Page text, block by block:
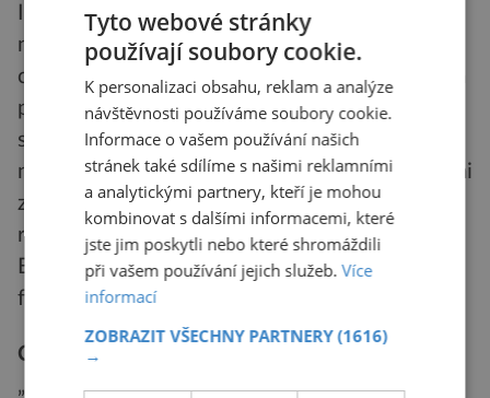
Indie. Velké rozdíly v movitosti dokládají i další
nálezy. Boháči vlastnili luxusní předměty,
chudší obyvatelé se museli spokojit s levnějším
provedením nebo imitací. Například zlatem a
stříbrem zdobené náhrdelníky mocných
nahrazovali méně zámožní lidé napodobeninami
z terakoty. Přesto nenabíraly společenské
rozdíly ve staré Indii takových proporcí jako v
Egyptě, kde zela mezi faraónem a posledním
feláhem hluboká propast.
Civilizace zahraničního obchodu
„Byla to civilizace nezvyklého druhu,“ přiznává
Tyto webové stránky
používají soubory cookie.
K personalizaci obsahu, reklam a analýze
návštěvnosti používáme soubory cookie.
Informace o vašem používání našich
stránek také sdílíme s našimi reklamními
a analytickými partnery, kteří je mohou
kombinovat s dalšími informacemi, které
jste jim poskytli nebo které shromáždili
při vašem používání jejich služeb.Více
informací
ZOBRAZIT VŠECHNY PARTNERY(1616)
→